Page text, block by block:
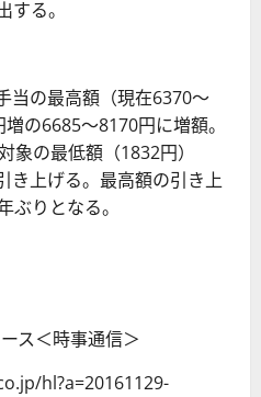
る。
当の最高額（現在6370～
の6685～8170円に増額。
象の最低額（1832円）
き上げる。最高額の引き上
ぶりとなる。
ス＜時事通信＞
hl?a=20161129-